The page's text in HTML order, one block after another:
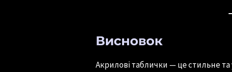
Висновок
Акрилові таблички — це стильне та